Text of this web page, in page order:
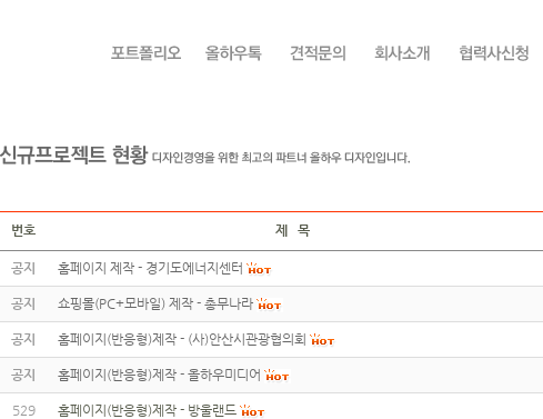
번호
제 목
공지 홈페이지 제작 - 경기도에너지센터
공지 쇼핑몰(PC+모바일) 제작 - 총무나라
공지 홈페이지(반응형)제작 - (사)안산시관광협의회
공지 홈페이지(반응형)제작 - 올하우미디어
529 홈페이지(반응형)제작 - 방울랜드